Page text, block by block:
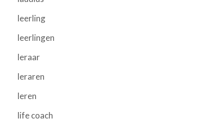
leerling
leerlingen
leraar
leraren
leren
life coach